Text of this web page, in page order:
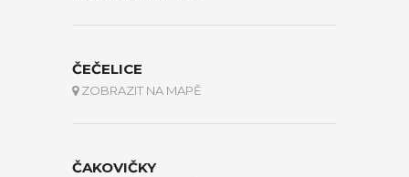
ČEČELICE
ZOBRAZIT NA MAPĚ
ČAKOVIČKY